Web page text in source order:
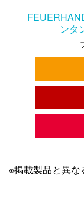
ンタ
※掲載製品と異